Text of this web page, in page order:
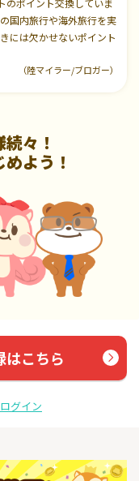
のポイント交換していま
国内旅行や海外旅行を実
には欠かせないポイント
（陸マイラー/ブロガー）
々！
よう！
はこちら
グイン